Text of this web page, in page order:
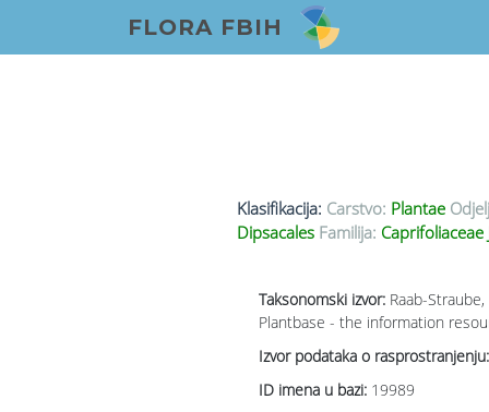
FLORA FBIH
Klasifikacija: Carstvo: Plantae
Dipsacales Familija: Caprifoliaceae
Taksonomski izvor: Raab-
Plantbase - the information
Izvor podataka o rasprostranjenju:
ID imena u bazi: 19989